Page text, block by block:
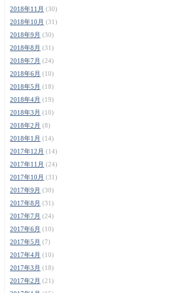
2018年11月 (30)
2018年10月 (31)
2018年9月 (30)
2018年8月 (31)
2018年7月 (24)
2018年6月 (10)
2018年5月 (18)
2018年4月 (19)
2018年3月 (10)
2018年2月 (8)
2018年1月 (14)
2017年12月 (14)
2017年11月 (24)
2017年10月 (31)
2017年9月 (30)
2017年8月 (31)
2017年7月 (24)
2017年6月 (10)
2017年5月 (7)
2017年4月 (10)
2017年3月 (18)
2017年2月 (21)